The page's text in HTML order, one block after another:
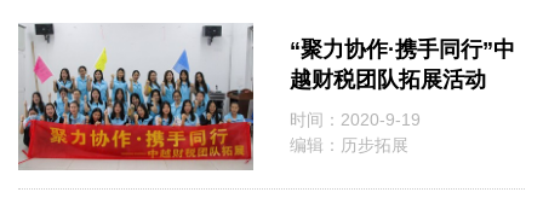
“聚力协作·携手同行”中
越财税团队拓展活动
时间：2020-9-19
编辑：历步拓展